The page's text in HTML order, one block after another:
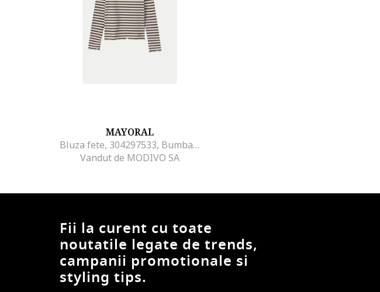
MAYORAL
Bluza fete, 304297533, Bumbac, Bej
Vandut de MODIVO SA
Fii la curent cu toate
noutatile legate de trends,
campanii promotionale si
styling tips.